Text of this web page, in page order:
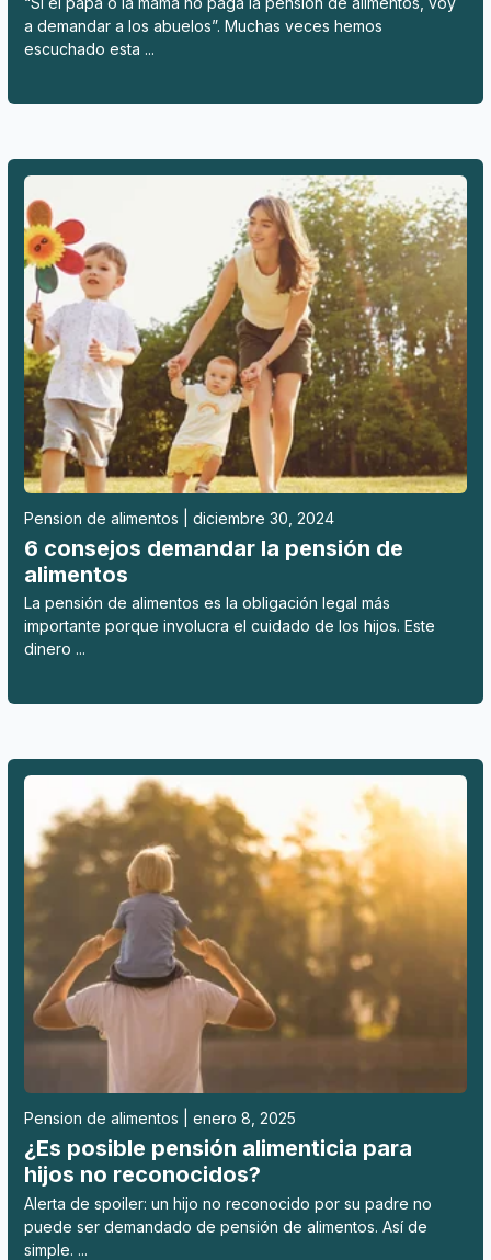
a demandar a los abuelos”. Muchas veces hemos
escuchado esta ...
Pension de alimentos | diciembre 30, 2024
6 consejos demandar la pensión de
alimentos
La pensión de alimentos es la obligación legal más
importante porque involucra el cuidado de los hijos. Este
dinero ...
Pension de alimentos | enero 8, 2025
¿Es posible pensión alimenticia para
hijos no reconocidos?
Alerta de spoiler: un hijo no reconocido por su padre no
puede ser demandado de pensión de alimentos. Así de
simple. ...